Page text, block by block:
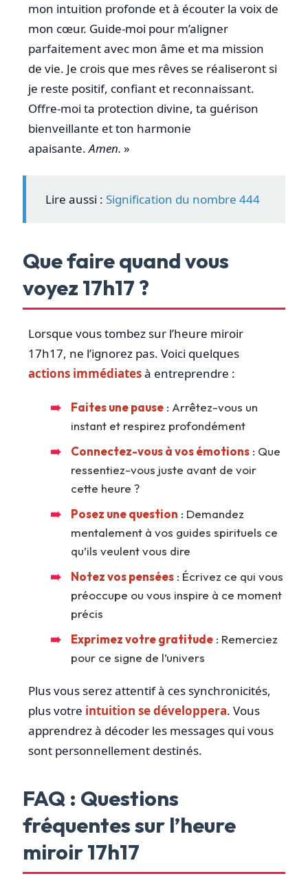
mon intuition profonde et à écouter la voix de
mon cœur. Guide-moi pour m’aligner
parfaitement avec mon âme et ma mission
de vie. Je crois que mes rêves se réaliseront si
je reste positif, confiant et reconnaissant.
Offre-moi ta protection divine, ta guérison
bienveillante et ton harmonie
apaisante.Amen. »
Lire aussi : Signification du nombre 444
Que faire quand vous
voyez 17h17 ?
Lorsque vous tombez sur l’heure miroir
17h17, ne l’ignorez pas. Voici quelques
actions immédiatesà entreprendre :
Faites une pause : Arrêtez-vous un
instant et respirez profondément
Connectez-vous à vos émotions : Que
ressentiez-vous juste avant de voir
cette heure ?
Posez une question : Demandez
mentalement à vos guides spirituels ce
qu’ils veulent vous dire
Notez vos pensées : Écrivez ce qui vous
préoccupe ou vous inspire à ce moment
précis
Exprimez votre gratitude : Remerciez
pour ce signe de l’univers
Plus vous serez attentif à ces synchronicités,
plus votre intuition se développera. Vous
apprendrez à décoder les messages qui vous
sont personnellement destinés.
FAQ : Questions
fréquentes sur l’heure
miroir 17h17